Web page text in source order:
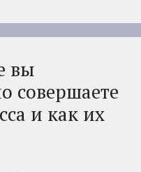
вы
совершаете
и как их